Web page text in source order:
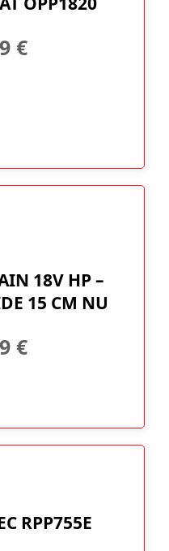
€
18V HP –
15 CM NU
€
RPP755E